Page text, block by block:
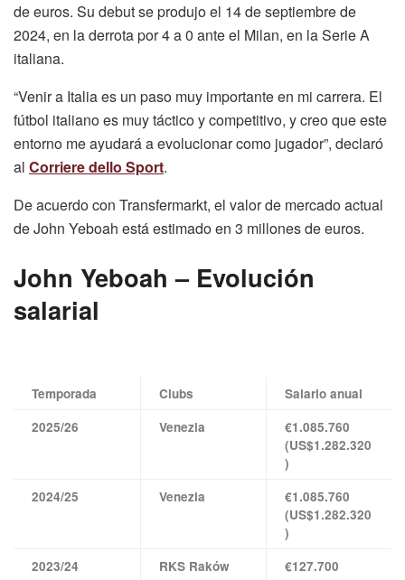
de euros. Su debut se produjo el 14 de septiembre de
2024, en la derrota por 4 a 0 ante el Milan, en la Serie A
italiana.
“Venir a Italia es un paso muy importante en mi carrera. El
fútbol italiano es muy táctico y competitivo, y creo que este
entorno me ayudará a evolucionar como jugador”, declaró
al Corriere dello Sport.
De acuerdo con Transfermarkt, el valor de mercado actual
de John Yeboah está estimado en 3 millones de euros.
John Yeboah – Evolución
salarial
Temporada Clubs
Salario anual
2025/26
Venezia
€1.085.760
(US$1.282.320
)
2024/25
Venezia
€1.085.760
(US$1.282.320
)
2023/24
RKS Raków
€127.700